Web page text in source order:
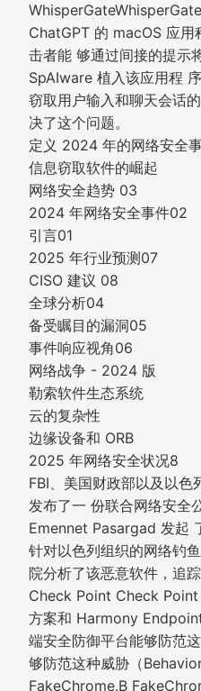
WhisperGateWhisperGate
ChatGPT 的 macOS 应用
击者能 够通过间接的提示
SpAIware 植入该应用程
窃取用户输入和聊天会话
决了这个问题。
定义 2024 年的网络安全
信息窃取软件的崛起
网络安全趋势 03
2024 年网络安全事件02
引言01
2025 年行业预测07
CISO 建议 08
全球分析04
备受瞩目的漏洞05
事件响应视角06
网络战争 - 2024 版
勒索软件生态系统
云的复杂性
边缘设备和 ORB
2025 年网络安全状况8
FBI、美国财政部以及以
发布了一 份联合网络安全
Emennet Pasargad 发起
针对以色列组织的网络钓
院分析了该恶意软件，追
Check Point Check Point
方案和 Harmony
端安全防御平台能够防范
够防范这种威胁（
FakeChrome.B